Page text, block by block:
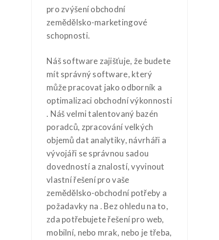
pro zvýšení obchodní
zemědělsko-marketingové
schopnosti.
Náš software zajišťuje, že budete
mít správný software, který
může pracovat jako odborník a
optimalizaci obchodní výkonnosti
. Náš velmi talentovaný bazén
poradců, zpracování velkých
objemů dat analytiky, návrháři a
vývojáři se správnou sadou
dovedností a znalostí, vyvinout
vlastní řešení pro vaše
zemědělsko-obchodní potřeby a
požadavky na . Bez ohledu na to,
zda potřebujete řešení pro web,
mobilní, nebo mrak, nebo je třeba,